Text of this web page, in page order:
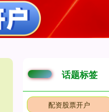
话题标签
配资股票开户